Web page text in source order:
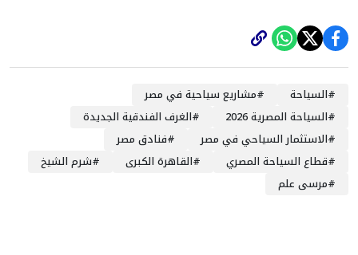
#السياحة #مشاريع سياحية في مصر
#السياحة المصرية 2026 #الغرف الفندقية الجديدة
#الاستثمار السياحي في مصر #فنادق مصر
#قطاع السياحة المصري #القاهرة الكبرى #شرم الشيخ
#مرسى علم